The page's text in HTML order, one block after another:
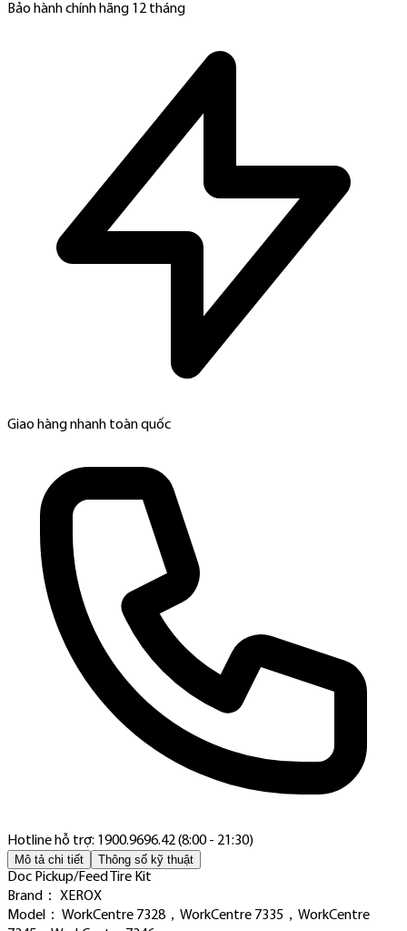
Bảo hành chính hãng 12 tháng
Giao hàng nhanh toàn quốc
Hotline hỗ trợ: 1900.9696.42 (8:00 - 21:30)
Mô tả chi tiết Thông số kỹ thuật
Doc Pickup/Feed Tire Kit
Brand： XEROX
Model： WorkCentre 7328，WorkCentre 7335，WorkCentre